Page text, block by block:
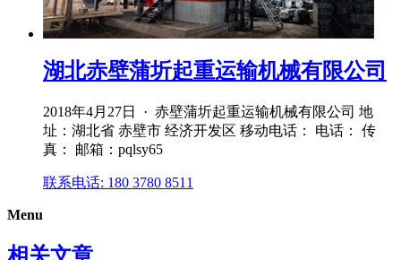
湖北赤壁蒲圻起重运输机械有限公司
2018年4月27日 · 赤壁蒲圻起重运输机械有限公司 地
址：湖北省 赤壁市 经济开发区 移动电话： 电话： 传
真： 邮箱：pqlsy65
联系电话: 180 3780 8511
Menu